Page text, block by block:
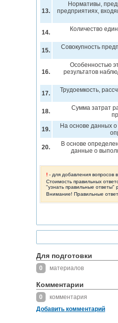
13.
Нормативы,
предприятиях,
14. Количество
15.
Совокупность
16.
Особенностью
результатов
17. Трудоемкость,
18.
Сумма затрат
19.
На основе данных
20.
В основе
данные о
! - для добавления вопросов
Стоимость правильных
"узнать правильные ответы"
Внимание! Правильные
Для подготовки
0
материалов
Комментарии
0
комментария
Добавить комментарий